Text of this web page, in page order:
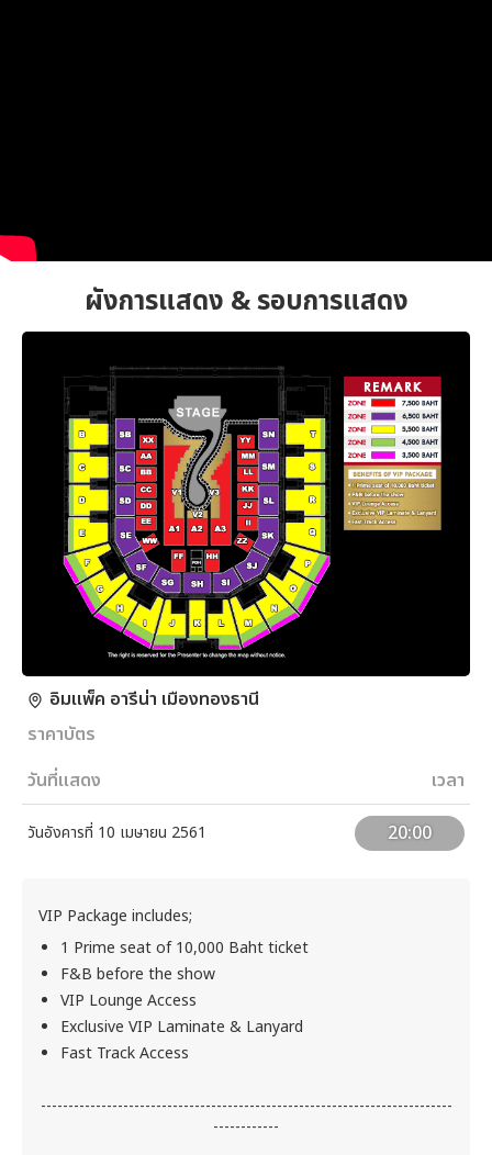
ผังการแสดง & รอบการแสดง
อิมแพ็ค อารีน่า เมืองทองธานี
ราคาบัตร
วันที่แสดง
เวลา
วันอังคารที่ 10 เมษายน 2561 20:00
VIP Package includes;
1 Prime seat of 10,000 Baht ticket
F&B before the show
VIP Lounge Access
Exclusive VIP Laminate & Lanyard
Fast Track Access
---------------------------------------------------------------------------
------------